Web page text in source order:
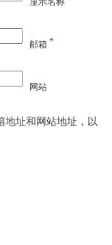
邮箱*
网站
地址和网站地址，以